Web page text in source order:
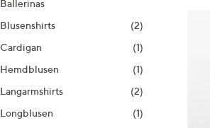
Ballerinas
Blusenshirts
(2)
Cardigan
(1)
Hemdblusen
(1)
Langarmshirts
(2)
Longblusen
(1)